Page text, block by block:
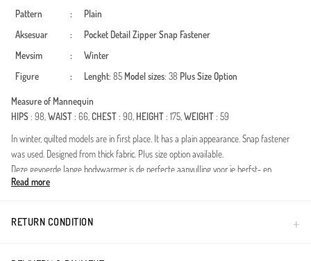
Pattern
:
Plain
Aksesuar
: Pocket Detail ZipperSnap Fastener
Mevsim
:
Winter
Figure
: Lenght: 85 Model sizes: 38 Plus Size Option
Measure of Mannequin
HIPS: 98,WAIST: 66,CHEST: 90, HEIGHT: 175,WEIGHT: 59
In winter, quilted models are in first place. It has a plain appearance. Snap fastener
was used. Designed from thick fabric. Plus size option available.
Deze gevoerde lange bodywarmer is de perfecte aanvulling voor je herfst- en
wintergarderobe. De extra lange pasvorm biedt niet alleen warmte, maar sluit ook
voor een tijdloze uitstraling, terwijl de ceintuur in de taille je figuur prachtig
Read more
RETURN CONDITION